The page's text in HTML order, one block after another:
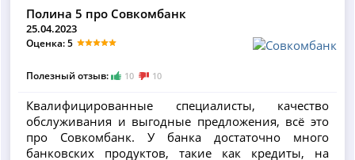
Полина 5 про Совкомбанк
25.04.2023
Оценка: 5
Полезный отзыв: 10 10
Квалифицированные специалисты, качество
обслуживания и выгодные предложения, всё это
про Совкомбанк. У банка достаточно много
банковских продуктов, такие как кредиты, на